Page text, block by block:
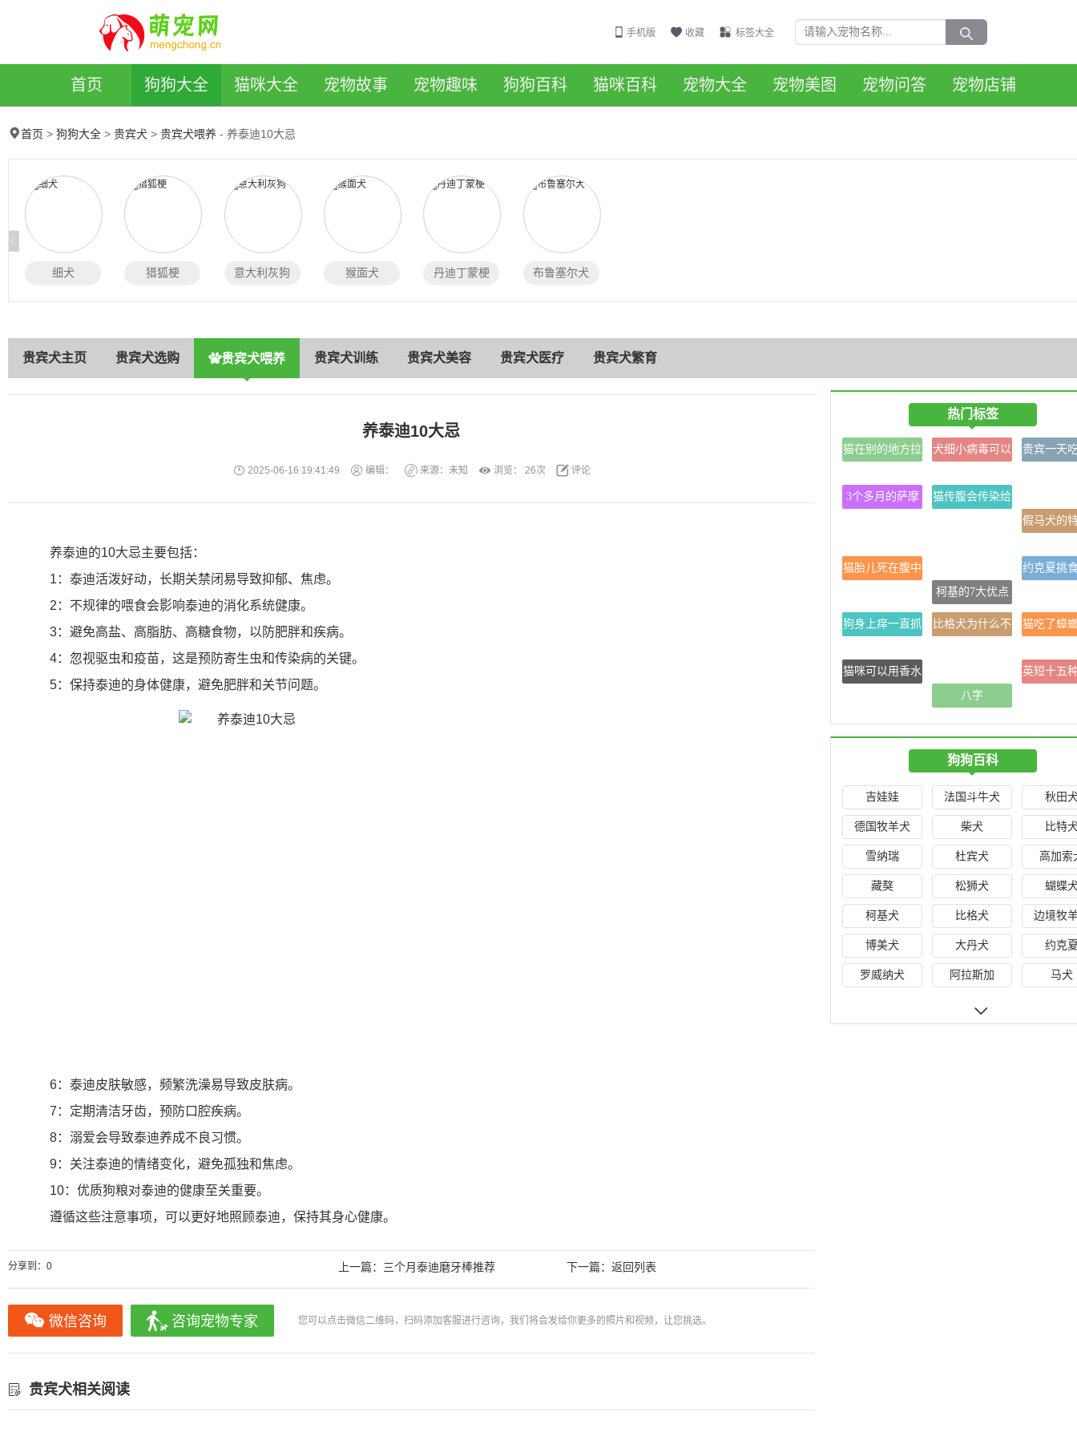
手机版 收藏 标签大全
首页 狗狗大全 猫咪大全 宠物故事 宠物趣味 狗狗百科 猫咪百科 宠物大全 宠物美图 宠物问答 宠物店铺
首页 > 狗狗大全 > 贵宾犬 > 贵宾犬喂养 - 养泰迪10大忌
细犬 猎狐梗 意大利灰狗 猴面犬 丹迪丁蒙梗 布鲁塞尔犬
贵宾犬主页 贵宾犬选购 贵宾犬喂养 贵宾犬训练 贵宾犬美容 贵宾犬医疗 贵宾犬繁育
养泰迪10大忌
2025-06-16 19:41:49 编辑： 来源：未知 浏览： 26次 评论
养泰迪的10大忌主要包括：
1：泰迪活泼好动，长期关禁闭易导致抑郁、焦虑。
2：不规律的喂食会影响泰迪的消化系统健康。
3：避免高盐、高脂肪、高糖食物，以防肥胖和疾病。
4：忽视驱虫和疫苗，这是预防寄生虫和传染病的关键。
5：保持泰迪的身体健康，避免肥胖和关节问题。
6：泰迪皮肤敏感，频繁洗澡易导致皮肤病。
7：定期清洁牙齿，预防口腔疾病。
8：溺爱会导致泰迪养成不良习惯。
9：关注泰迪的情绪变化，避免孤独和焦虑。
10：优质狗粮对泰迪的健康至关重要。
遵循这些注意事项，可以更好地照顾泰迪，保持其身心健康。
分享到： 0 上一篇： 三个月泰迪磨牙棒推荐 下一篇：返回列表
微信咨询 咨询宠物专家 您可以点击微信二维码，扫码添加客服进行咨询，我们将会发给你更多的照片和视频，让您挑选。
贵宾犬相关阅读
热门标签
猫在别的地方拉
犬细小病毒可以
贵宾一天
3个多月的萨摩
猫传腹会传染给
假马犬的
猫胎儿死在腹中
柯基的7大优点
约克夏挑
狗身上痒一直抓
比格犬为什么不
猫吃了蟑
猫咪可以用香水
八字
英短十五
狗狗百科
吉娃娃 法国斗牛犬 秋田
德国牧羊犬 柴犬 比特
雪纳瑞 杜宾犬 高加索
藏獒 松狮犬 蝴蝶
柯基犬 比格犬 边境牧
博美犬 大丹犬 约克
罗威纳犬 阿拉斯加 马犬